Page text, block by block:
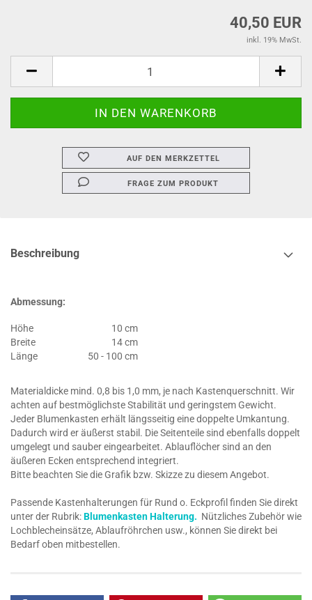
40,50 EUR
inkl. 19% MwSt.
AUF DEN MERKZETTEL
FRAGE ZUM PRODUKT
Beschreibung
Abmessung:
Höhe
10 cm
Breite
14 cm
Länge
50 - 100 cm
Materialdicke mind. 0,8 bis 1,0 mm, je nach Kastenquerschnitt. Wir
achten auf bestmöglichste Stabilität und geringstem Gewicht.
Jeder Blumenkasten erhält längsseitig eine doppelte Umkantung.
Dadurch wird er äußerst stabil. Die Seitenteile sind ebenfalls doppelt
umgelegt und sauber eingearbeitet. Ablauflöcher sind an den
äußeren Ecken entsprechend integriert.
Bitte beachten Sie die Grafik bzw. Skizze zu diesem Angebot.
Passende Kastenhalterungen für Rund o. Eckprofil finden Sie direkt
unter der Rubrik:Blumenkasten Halterung. Nützliches Zubehör wie
Lochblecheinsätze, Ablaufröhrchen usw., können Sie direkt bei
Bedarf oben mitbestellen.